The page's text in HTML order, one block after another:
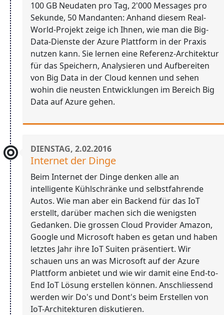
100 GB Neudaten pro Tag, 2'000 Messages pro
Sekunde, 50 Mandanten: Anhand diesem Real-
World-Projekt zeige ich Ihnen, wie man die Big-
Data-Dienste der Azure Plattform in der Praxis
nutzen kann. Sie lernen eine Referenz-Architektur
für das Speichern, Analysieren und Aufbereiten
von Big Data in der Cloud kennen und sehen
wohin die neusten Entwicklungen im Bereich Big
Data auf Azure gehen.
DIENSTAG, 2.02.2016
Internet der Dinge
Beim Internet der Dinge denken alle an
intelligente Kühlschränke und selbstfahrende
Autos. Wie man aber ein Backend für das IoT
erstellt, darüber machen sich die wenigsten
Gedanken. Die grossen Cloud Provider Amazon,
Google und Microsoft haben es getan und haben
letztes Jahr ihre IoT Suiten präsentiert. Wir
schauen uns an was Microsoft auf der Azure
Plattform anbietet und wie wir damit eine End-to-
End IoT Lösung erstellen können. Anschliessend
werden wir Do's und Dont's beim Erstellen von
IoT-Architekturen diskutieren.